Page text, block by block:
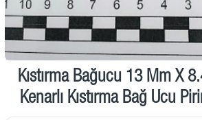
2-3 gün içinde
Kıstırma Bağucu 13 Mm X
Kenarlı Kıstırma Bağ Ucu